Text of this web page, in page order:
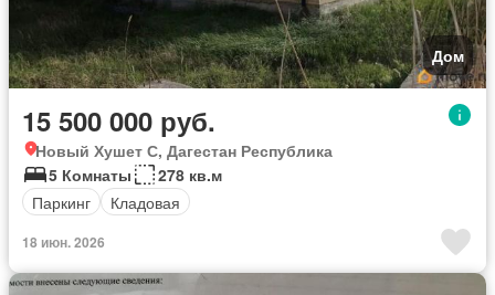
Дом
15 500 000 руб.
Новый Хушет С, Дагестан Республика
5 Комнаты
278 кв.м
Паркинг
Кладовая
18 июн. 2026